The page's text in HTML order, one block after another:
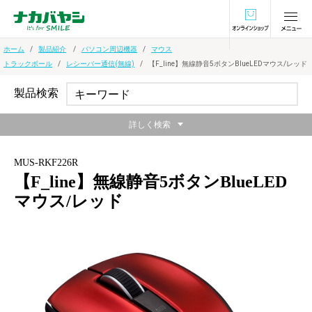
オンラインショ
ホーム 製品紹介 パソコン周辺機器
マウス
トラックボール
レシーバー通信(無線) 【F_line】無線静音5ボタンBlueLEDマウス/レッド
MUS-RKF226R
【F_line】無線静音5ボタンBlueLED
マウス/レッド
製品検索
詳しく検索